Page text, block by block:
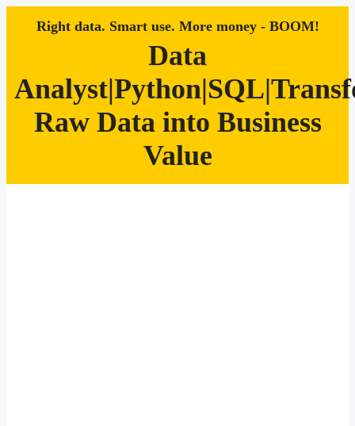
Right data. Smart use. More money - BOOM!
Data
Raw Data into Business
Value